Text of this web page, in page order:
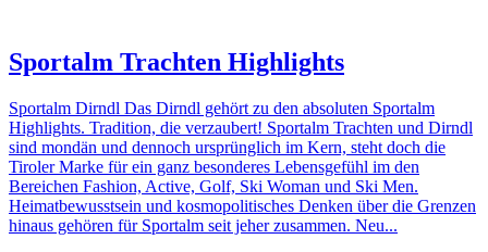
Sportalm Trachten Highlights
Sportalm Dirndl Das Dirndl gehört zu den absoluten Sportalm
Highlights. Tradition, die verzaubert! Sportalm Trachten und Dirndl
sind mondän und dennoch ursprünglich im Kern, steht doch die
Tiroler Marke für ein ganz besonderes Lebensgefühl im den
Bereichen Fashion, Active, Golf, Ski Woman und Ski Men.
Heimatbewusstsein und kosmopolitisches Denken über die Grenzen
hinaus gehören für Sportalm seit jeher zusammen. Neu...